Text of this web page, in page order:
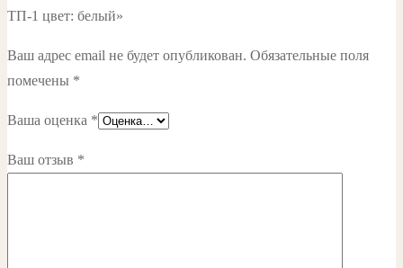
ТП-1 цвет: белый»
Ваш адрес email не будет опубликован. Обязательные поля
помечены *
Ваша оценка *
Ваш отзыв *